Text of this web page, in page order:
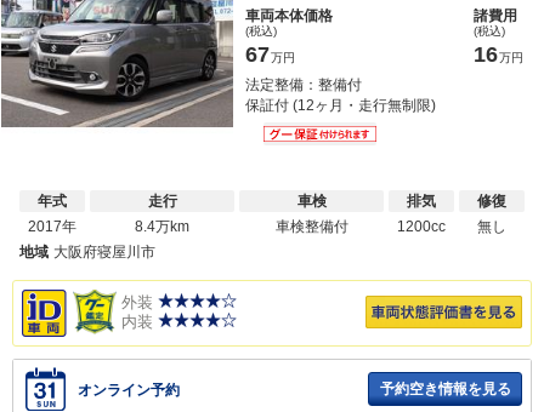
車両本体価格
(税込)
67万円
諸費用
(税込)
16万円
法定整備：整備付
保証付 (12ヶ月・走行無制限)
年式
2017年
走行
8.4万km
車検
車検整備付
排気
1200cc
修復
無し
地域 大阪府寝屋川市
外装
内装
オンライン予約 予約空き情報を見る